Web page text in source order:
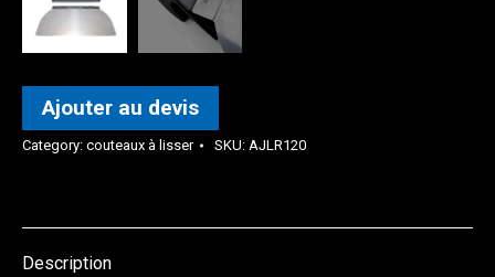
Ajouter au devis
Category: couteaux à lisser SKU: AJLR120
Description